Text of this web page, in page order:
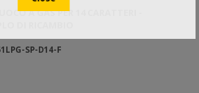
A GAS PER 14 CARATTERI -
SP-D14-F